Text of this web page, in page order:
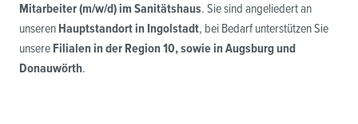
Mitarbeiter (m/w/d) im Sanitätshaus. Sie sind angeliedert an
unseren Hauptstandort in Ingolstadt, bei Bedarf unterstützen Sie
unsere Filialen in der Region 10, sowie in Augsburg und
Donauwörth.